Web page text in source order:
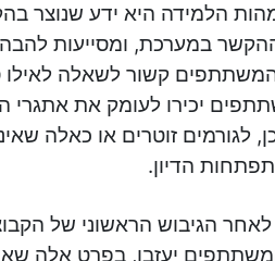
הלמידה היא ידע שנוצר
במערכת, ומסייעות
קשור לשאלה
יכירו לעומק את
לגורמים זוטרים או כאלה
הדיון.
הגיבוש הראשוני של
יעזבו, בפרט אלה